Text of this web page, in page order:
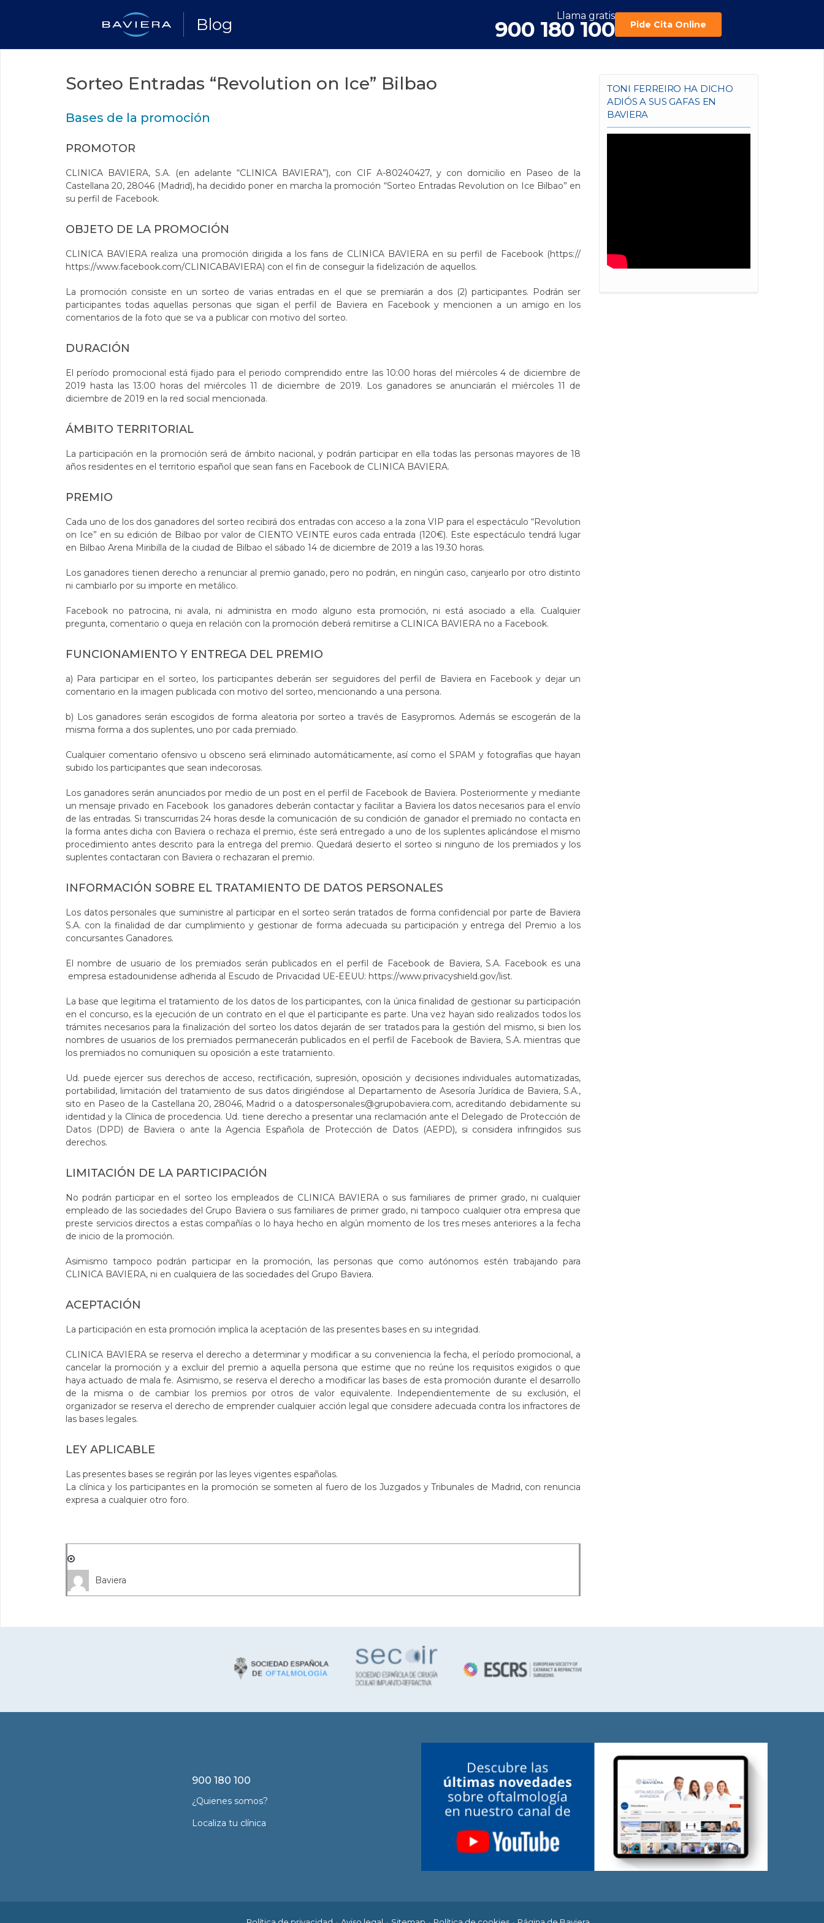
Blog Llama gratis
900 180 100 Pide Cita Online
Sorteo Entradas “Revolution on Ice” Bilbao
Bases de la promoción
PROMOTOR
CLINICA BAVIERA, S.A. (en adelante “CLINICA BAVIERA”), con CIF A-80240427, y con domicilio en Paseo de la
Castellana 20, 28046 (Madrid), ha decidido poner en marcha la promoción “Sorteo Entradas Revolution on Ice Bilbao” en
su perfil de Facebook.
OBJETO DE LA PROMOCIÓN
CLINICA BAVIERA realiza una promoción dirigida a los fans de CLINICA BAVIERA en su perfil de Facebook (https://
https://www.facebook.com/CLINICABAVIERA) con el fin de conseguir la fidelización de aquellos.
La promoción consiste en un sorteo de varias entradas en el que se premiarán a dos (2) participantes. Podrán ser
participantes todas aquellas personas que sigan el perfil de Baviera en Facebook y mencionen a un amigo en los
comentarios de la foto que se va a publicar con motivo del sorteo.
DURACIÓN
El período promocional está fijado para el periodo comprendido entre las 10:00 horas del miércoles 4 de diciembre de
2019 hasta las 13:00 horas del miércoles 11 de diciembre de 2019. Los ganadores se anunciarán el miércoles 11 de
diciembre de 2019 en la red social mencionada.
ÁMBITO TERRITORIAL
La participación en la promoción será de ámbito nacional, y podrán participar en ella todas las personas mayores de 18
años residentes en el territorio español que sean fans en Facebook de CLINICA BAVIERA.
PREMIO
Cada uno de los dos ganadores del sorteo recibirá dos entradas con acceso a la zona VIP para el espectáculo “Revolution
on Ice” en su edición de Bilbao por valor de CIENTO VEINTE euros cada entrada (120€). Este espectáculo tendrá lugar
en Bilbao Arena Miribilla de la ciudad de Bilbao el sábado 14 de diciembre de 2019 a las 19.30 horas.
Los ganadores tienen derecho a renunciar al premio ganado, pero no podrán, en ningún caso, canjearlo por otro distinto
ni cambiarlo por su importe en metálico.
Facebook no patrocina, ni avala, ni administra en modo alguno esta promoción, ni está asociado a ella. Cualquier
pregunta, comentario o queja en relación con la promoción deberá remitirse a CLINICA BAVIERA no a Facebook.
FUNCIONAMIENTO Y ENTREGA DEL PREMIO
a) Para participar en el sorteo, los participantes deberán ser seguidores del perfil de Baviera en Facebook y dejar un
comentario en la imagen publicada con motivo del sorteo, mencionando a una persona.
b) Los ganadores serán escogidos de forma aleatoria por sorteo a través de Easypromos. Además se escogerán de la
misma forma a dos suplentes, uno por cada premiado.
Cualquier comentario ofensivo u obsceno será eliminado automáticamente, así como el SPAM y fotografías que hayan
subido los participantes que sean indecorosas.
Los ganadores serán anunciados por medio de un post en el perfil de Facebook de Baviera. Posteriormente y mediante
un mensaje privado en Facebook los ganadores deberán contactar y facilitar a Baviera los datos necesarios para el envío
de las entradas. Si transcurridas 24 horas desde la comunicación de su condición de ganador el premiado no contacta en
la forma antes dicha con Baviera o rechaza el premio, éste será entregado a uno de los suplentes aplicándose el mismo
procedimiento antes descrito para la entrega del premio. Quedará desierto el sorteo si ninguno de los premiados y los
suplentes contactaran con Baviera o rechazaran el premio.
INFORMACIÓN SOBRE EL TRATAMIENTO DE DATOS PERSONALES
Los datos personales que suministre al participar en el sorteo serán tratados de forma confidencial por parte de Baviera
S.A. con la finalidad de dar cumplimiento y gestionar de forma adecuada su participación y entrega del Premio a los
concursantes Ganadores.
El nombre de usuario de los premiados serán publicados en el perfil de Facebook de Baviera, S.A. Facebook es una
empresa estadounidense adherida al Escudo de Privacidad UE-EEUU: https://www.privacyshield.gov/list.
La base que legitima el tratamiento de los datos de los participantes, con la única finalidad de gestionar su participación
en el concurso, es la ejecución de un contrato en el que el participante es parte. Una vez hayan sido realizados todos los
trámites necesarios para la finalización del sorteo los datos dejarán de ser tratados para la gestión del mismo, si bien los
nombres de usuarios de los premiados permanecerán publicados en el perfil de Facebook de Baviera, S.A. mientras que
los premiados no comuniquen su oposición a este tratamiento.
Ud. puede ejercer sus derechos de acceso, rectificación, supresión, oposición y decisiones individuales automatizadas,
portabilidad, limitación del tratamiento de sus datos dirigiéndose al Departamento de Asesoría Jurídica de Baviera, S.A.,
sito en Paseo de la Castellana 20, 28046, Madrid o a datospersonales@grupobaviera.com, acreditando debidamente su
identidad y la Clínica de procedencia. Ud. tiene derecho a presentar una reclamación ante el Delegado de Protección de
Datos (DPD) de Baviera o ante la Agencia Española de Protección de Datos (AEPD), si considera infringidos sus
derechos.
LIMITACIÓN DE LA PARTICIPACIÓN
No podrán participar en el sorteo los empleados de CLINICA BAVIERA o sus familiares de primer grado, ni cualquier
empleado de las sociedades del Grupo Baviera o sus familiares de primer grado, ni tampoco cualquier otra empresa que
preste servicios directos a estas compañías o lo haya hecho en algún momento de los tres meses anteriores a la fecha
de inicio de la promoción.
Asimismo tampoco podrán participar en la promoción, las personas que como autónomos estén trabajando para
CLINICA BAVIERA, ni en cualquiera de las sociedades del Grupo Baviera.
ACEPTACIÓN
La participación en esta promoción implica la aceptación de las presentes bases en su integridad.
CLINICA BAVIERA se reserva el derecho a determinar y modificar a su conveniencia la fecha, el período promocional, a
cancelar la promoción y a excluir del premio a aquella persona que estime que no reúne los requisitos exigidos o que
haya actuado de mala fe. Asimismo, se reserva el derecho a modificar las bases de esta promoción durante el desarrollo
de la misma o de cambiar los premios por otros de valor equivalente. Independientemente de su exclusión, el
organizador se reserva el derecho de emprender cualquier acción legal que considere adecuada contra los infractores de
las bases legales.
LEY APLICABLE
Las presentes bases se regirán por las leyes vigentes españolas.
La clínica y los participantes en la promoción se someten al fuero de los Juzgados y Tribunales de Madrid, con renuncia
expresa a cualquier otro foro.
Baviera
TONI FERREIRO HA DICHO
ADIÓS A SUS GAFAS EN
BAVIERA
900 180 100
¿Quienes somos?
Localiza tu clínica